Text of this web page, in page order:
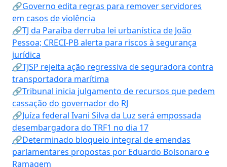
🔗Governo edita regras para remover servidores
em casos de violência
🔗TJ da Paraíba derruba lei urbanística de João
Pessoa; CRECI-PB alerta para riscos à segurança
jurídica
🔗TJSP rejeita ação regressiva de seguradora contra
transportadora marítima
🔗Tribunal inicia julgamento de recursos que pedem
cassação do governador do RJ
🔗Juíza federal Ivani Silva da Luz será empossada
desembargadora do TRF1 no dia 17
🔗Determinado bloqueio integral de emendas
parlamentares propostas por Eduardo Bolsonaro e
Ramagem